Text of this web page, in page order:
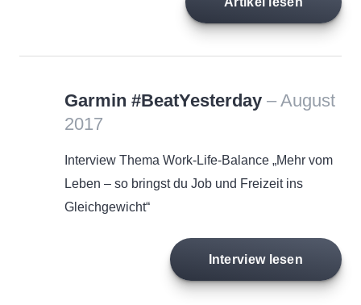
Garmin #BeatYesterday – August
2017
Interview Thema Work-Life-Balance „Mehr vom
Leben – so bringst du Job und Freizeit ins
Gleichgewicht“
Interview lesen